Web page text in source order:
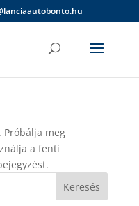
meg
a fenti